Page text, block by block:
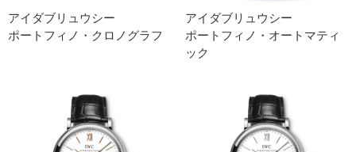
アイダブリュウシー
ポートフィノ・クロノグラフ
アイダブリュウシー
ポートフィノ・オートマティ
ック